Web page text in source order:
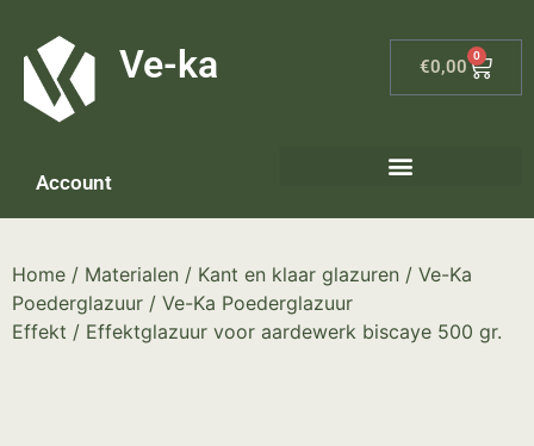
Ve-ka €0,00
0
Account
Home / Materialen / Kant en klaar glazuren / Ve-Ka
Poederglazuur / Ve-Ka Poederglazuur
Effekt / Effektglazuur voor aardewerk biscaye 500 gr.